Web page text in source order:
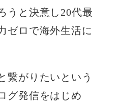
うと決意し20代最
ゼロで海外生活に
繋がりたいという
グ発信をはじめ